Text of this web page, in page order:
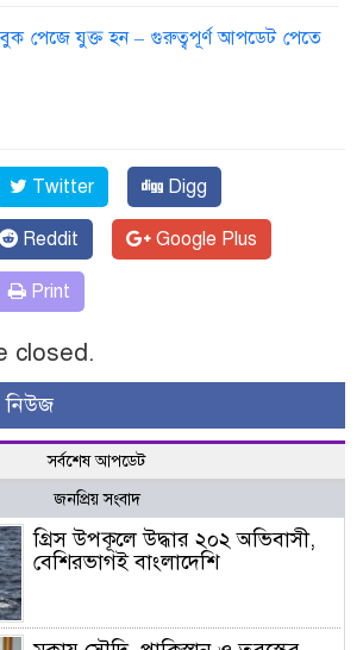
পেজে যুক্ত হন – গুরুত্বপূর্ণ আপডেট পেতে
Twitter Digg
Reddit Google Plus
Print
closed.
সর্বশেষ আপডেট
জনপ্রিয় সংবাদ
গ্রিস উপকূলে উদ্ধার ২০২ অভিবাসী,
বেশিরভাগই বাংলাদেশি